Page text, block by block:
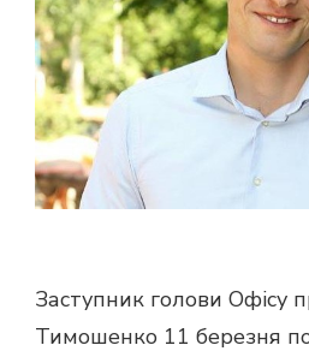
Заступник голови Офісу
Тимошенко 11 березня